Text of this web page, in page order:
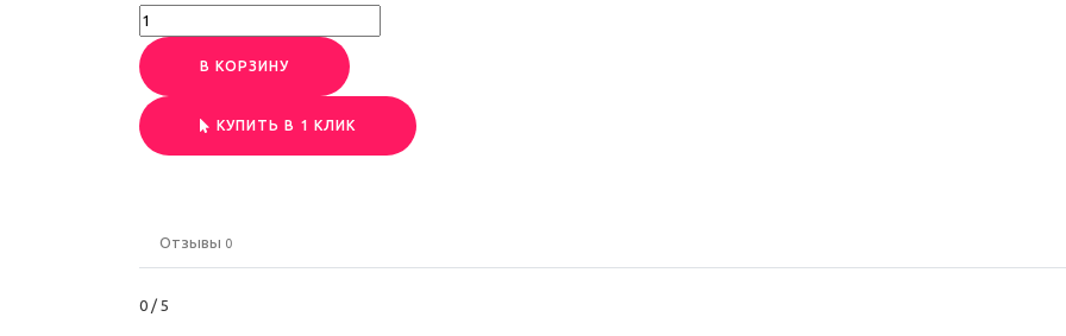
В КОРЗИНУ
КУПИТЬ В 1 КЛИК
Отзывы 0
0 / 5